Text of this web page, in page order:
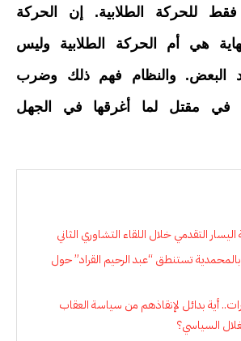
فقط للحركة الطلابية. إن الحركة
هي أم الحركة الطلابية وليس
البعض. والنظام فهم ذلك وضرب
في مقتل لما أغرقها في الجهل
التقدمي خلال اللقاء التشاوري الثاني
تستنطق “عبد الرحيم القراد” حول
أية بدائل لإنقاذهم من سياسة العقاب
السياسي؟